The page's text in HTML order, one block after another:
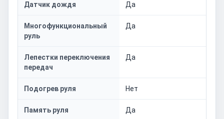
Датчик дождя Да
Многофункциональный
руль
Да
Лепестки переключения
передач
Да
Подогрев руля Нет
Память руля Да